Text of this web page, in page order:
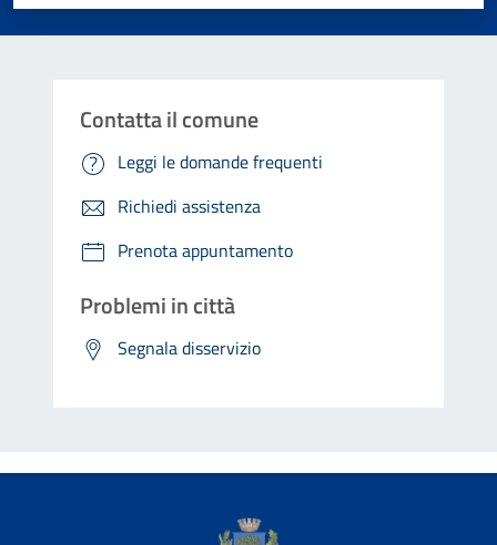
Contatta il comune
Leggi le domande frequenti
Richiedi assistenza
Prenota appuntamento
Problemi in città
Segnala disservizio